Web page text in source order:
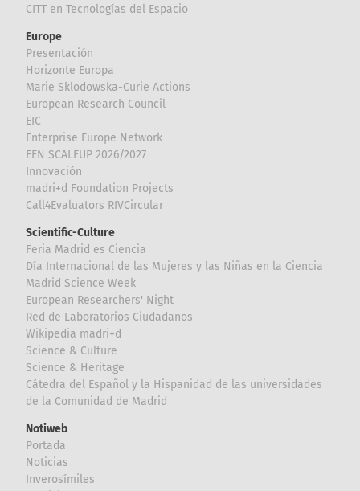
CITT en Tecnologías del Espacio
Europe
Presentación
Horizonte Europa
Marie Sklodowska-Curie Actions
European Research Council
EIC
Enterprise Europe Network
EEN SCALEUP 2026/2027
Innovación
madri+d Foundation Projects
Call4Evaluators RIVCircular
Scientific-Culture
Feria Madrid es Ciencia
Día Internacional de las Mujeres y las Niñas en la Ciencia
Madrid Science Week
European Researchers' Night
Red de Laboratorios Ciudadanos
Wikipedia madri+d
Science & Culture
Science & Heritage
Cátedra del Español y la Hispanidad de las universidades
de la Comunidad de Madrid
Notiweb
Portada
Noticias
Inverosímiles